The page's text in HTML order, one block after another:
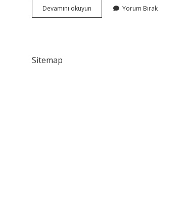
Devamını okuyun
Ve
Yorum Bırak
Sitemap